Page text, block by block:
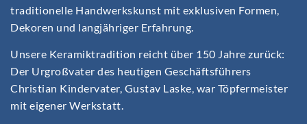
traditionelle Handwerkskunst mit exklusiven Formen,
Dekoren und langjähriger Erfahrung.
Unsere Keramiktradition reicht über 150 Jahre zurück:
Der Urgroßvater des heutigen Geschäftsführers
Christian Kindervater, Gustav Laske, war Töpfermeister
mit eigener Werkstatt.